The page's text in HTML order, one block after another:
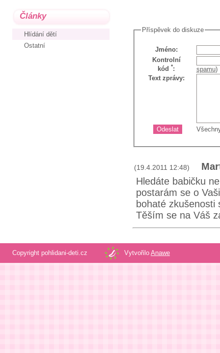
Články
Hlídání dětí
Ostatní
Příspěvek do diskuze
Jméno:
Kontrolní
kód*: spamu)
Text zprávy:
(19.4.2011 12:48)
Hledáte babičku
postarám se o
bohaté
Těším se na Váš
Copyright pohlidani-deti.cz Vytvořilo Anawe